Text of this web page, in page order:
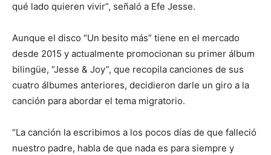
qué lado quieren vivir”, señaló a Efe Jesse.
Aunque el disco “Un besito más” tiene en el mercado
desde 2015 y actualmente promocionan su primer álbum
bilingüe, “Jesse & Joy”, que recopila canciones de sus
cuatro álbumes anteriores, decidieron darle un giro a la
canción para abordar el tema migratorio.
“La canción la escribimos a los pocos días de que falleció
nuestro padre, habla de que nada es para siempre y